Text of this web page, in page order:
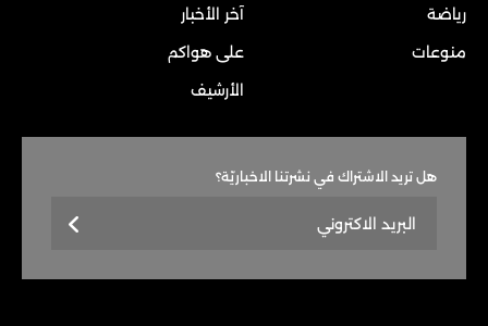
رياضة
منوعات
آخر الأخبار
على هواكم
الأرشيف
هل تريد الاشتراك في نشرتنا الاخباريّة؟